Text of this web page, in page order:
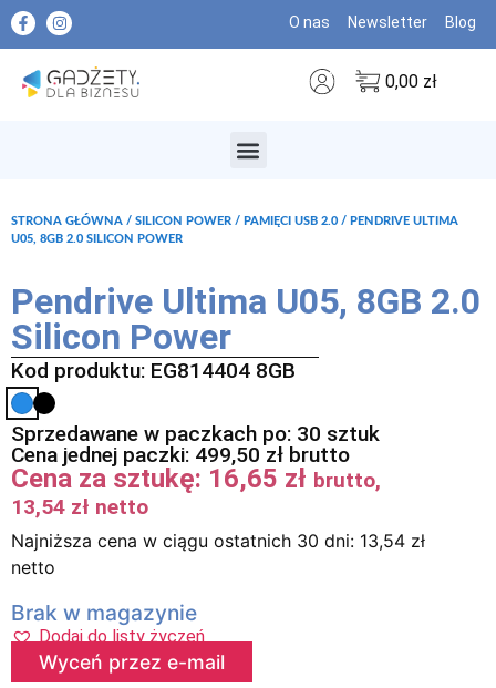
O nas Newsletter Blog
0,00 zł
STRONA GŁÓWNA / SILICON POWER / PAMIĘCI USB 2.0 / PENDRIVE ULTIMA
U05, 8GB 2.0 SILICON POWER
Pendrive Ultima U05, 8GB 2.0
Silicon Power
Kod produktu: EG814404 8GB
Sprzedawane w paczkach po: 30 sztuk
Cena jednej paczki: 499,50 zł brutto
Cena za sztukę: 16,65 zł brutto,
13,54 zł netto
Najniższa cena w ciągu ostatnich 30 dni: 13,54 zł
netto
Brak w magazynie
Dodaj do listy życzeń
Wyceń przez e-mail